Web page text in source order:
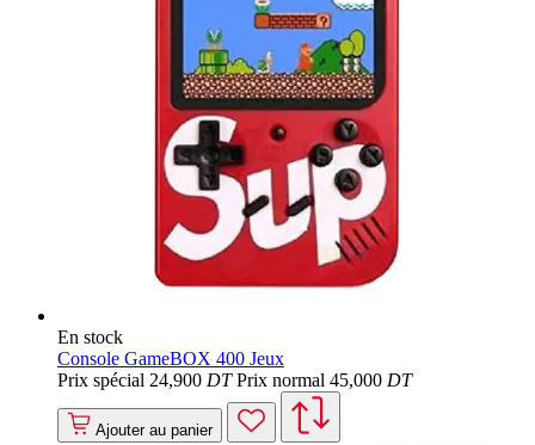
En stock
Console GameBOX 400 Jeux
Prix spécial 24,900 DT Prix normal 45,000 DT
Ajouter au panier